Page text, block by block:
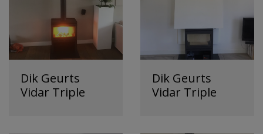
Dik Geurts
Vidar Triple
Dik Geurts
Vidar Triple